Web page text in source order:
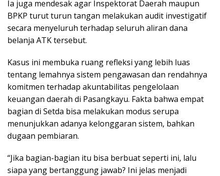
Ia juga mendesak agar Inspektorat Daerah maupun
BPKP turut turun tangan melakukan audit investigatif
secara menyeluruh terhadap seluruh aliran dana
belanja ATK tersebut.
Kasus ini membuka ruang refleksi yang lebih luas
tentang lemahnya sistem pengawasan dan rendahnya
komitmen terhadap akuntabilitas pengelolaan
keuangan daerah di Pasangkayu. Fakta bahwa empat
bagian di Setda bisa melakukan modus serupa
menunjukkan adanya kelonggaran sistem, bahkan
dugaan pembiaran.
“Jika bagian-bagian itu bisa berbuat seperti ini, lalu
siapa yang bertanggung jawab? Ini jelas menjadi